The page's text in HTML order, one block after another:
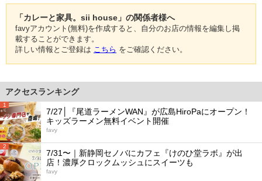
「カレーと家具。sii house」の関係者様へ
favyアカウント(無料)を作成すると、自分のお店の情報を編集し掲
載することができます。
詳しい情報とご登録は こちら をご確認ください。
アクセスランキング
1
7/27│『尾道ラーメンWAN』が広島HiroPaにオープン！
キッズラーメン無料イベント開催
favy
2
7/31〜｜新静岡セノバにカフェ『けのひ堂ラボ』が出
店！濃厚クロックムッシュにスイーツも
favy